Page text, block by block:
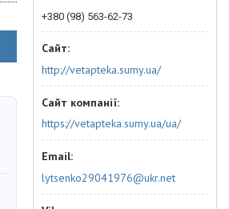
+380 (98) 563-62-73
http://vetapteka.sumy.ua/
https://vetapteka.sumy.ua/ua/
lytsenko29041976@ukr.net